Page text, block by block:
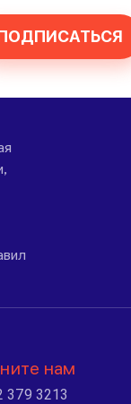
нам
379 3213